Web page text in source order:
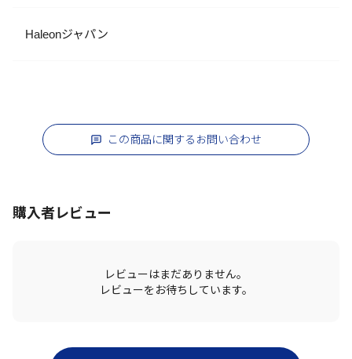
Haleonジャパン
この商品に関するお問い合わせ
購入者レビュー
レビューはまだありません。
レビューをお待ちしています。